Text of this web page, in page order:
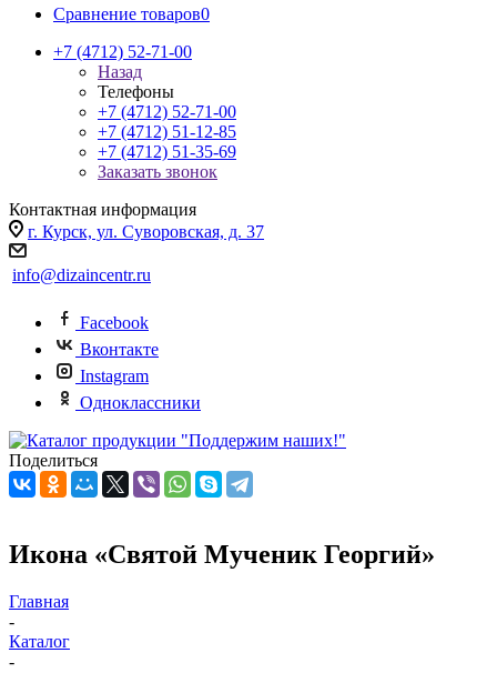
Сравнение товаров0
+7 (4712) 52-71-00
Назад
Телефоны
+7 (4712) 52-71-00
+7 (4712) 51-12-85
+7 (4712) 51-35-69
Заказать звонок
Контактная информация
г. Курск, ул. Суворовская, д. 37
info@dizaincentr.ru
Facebook
Вконтакте
Instagram
Одноклассники
Поделиться
Икона «Святой Мученик Георгий»
Главная
-
Каталог
-